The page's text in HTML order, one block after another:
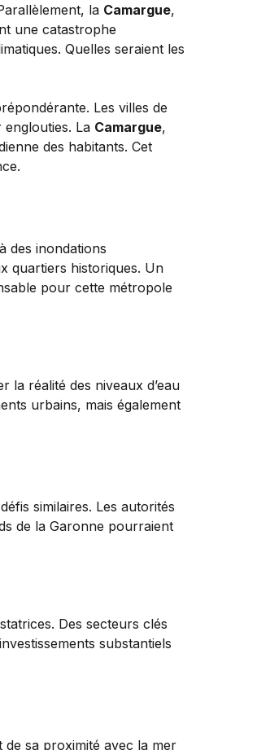
la Camargue,
une catastrophe
Quelles seraient les
Les villes de
La Camargue,
des habitants. Cet
des inondations
quartiers historiques. Un
pour cette métropole
la réalité des niveaux d’eau
urbains, mais également
similaires. Les autorités
de la Garonne pourraient
Des secteurs clés
substantiels
sa proximité avec la mer